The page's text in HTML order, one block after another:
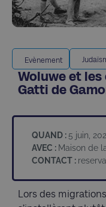
Evènement
Woluwe et
Gatti de
QUAND : 5 juin,
AVEC : Maison de
CONTACT :
Lors des